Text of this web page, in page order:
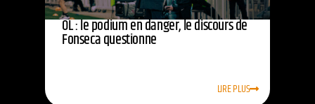
OL : le podium en danger, le discours de
Fonseca questionne
LIRE PLUS